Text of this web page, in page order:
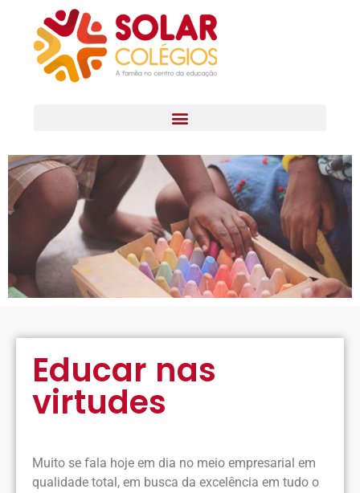
Educar nas
virtudes
Muito se fala hoje em dia no meio empresarial em
qualidade total, em busca da excelência em tudo o